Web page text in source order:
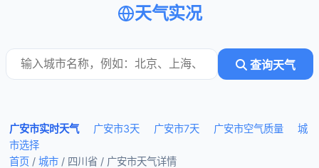
天气实况
查询天气
广安市实时天气 广安市3天 广安市7天 广安市空气质量
城
市选择
首页 / 城市 / 四川省 / 广安市天气详情